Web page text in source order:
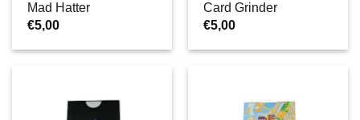
Mad Hatter
€5,00
Card Grinder
€5,00